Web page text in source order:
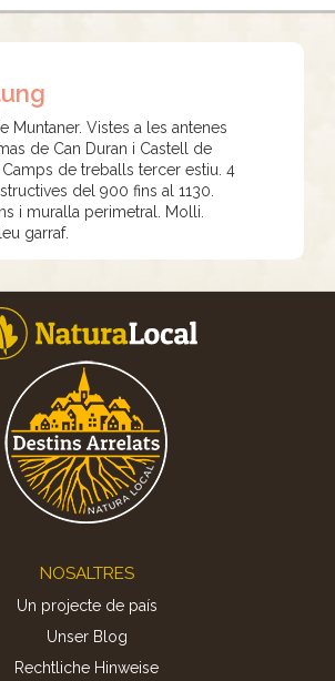
Muntaner. Vistes a les antenes
de Can Duran i Castell de
de treballs tercer estiu. 4
del 900 fins al 1130.
i muralla perimetral. Molli.
garraf.
NOSALTRES
Un projecte de país
Unser Blog
Rechtliche Hinweise